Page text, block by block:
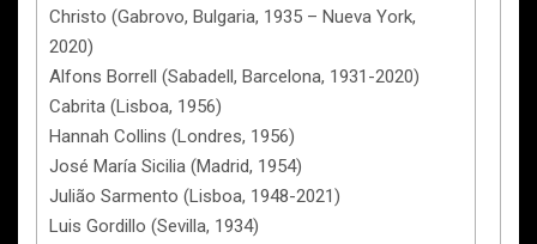
Christo (Gabrovo, Bulgaria, 1935 – Nueva York,
2020)
Alfons Borrell (Sabadell, Barcelona, 1931-2020)
Cabrita (Lisboa, 1956)
Hannah Collins (Londres, 1956)
José María Sicilia (Madrid, 1954)
Julião Sarmento (Lisboa, 1948-2021)
Luis Gordillo (Sevilla, 1934)